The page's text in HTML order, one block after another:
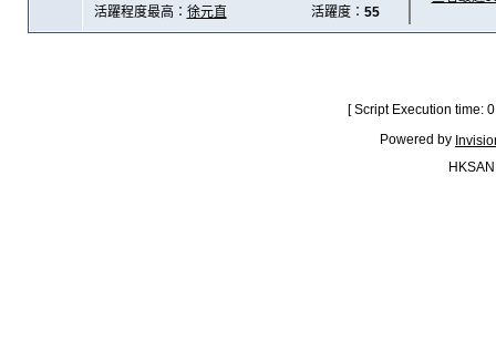
活躍程度最高： 徐元直 活躍度： 55
[ Script Execution time:
Powered by